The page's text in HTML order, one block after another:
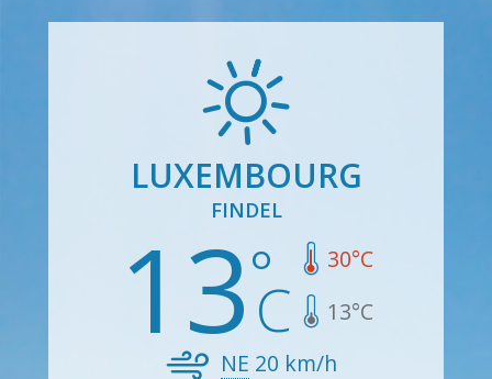
LUXEMBOURG
FINDEL
13 30°C
13°C
NE 20 km/h